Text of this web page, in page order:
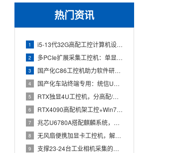
热门资讯
1 i5-13代32G高配工控计算机设备，智能制造工位整机显示成
2 多PCIe扩展采集工控机：单显卡+多路采集卡高性价比方案
3 国产化C86工控机助力软件研发：从需求分析到落地部署
4 国产化车站终端专用：统信UOS兆芯八核嵌入式轨交工控机落地方
5 RTX独显4U工控机，分高配/低配适配无人机作业全场景
6 RTX4090高配机架工控+Win7加固笔记本，航空测控硬件
7 兆芯U6780A搭配麒麟系统，国产化工控机赋能航站楼航显调度
8 无风扇便携加显卡工控机，解决户外高波特率串口采集难题
9 支撑23-24台工业相机采集的高配置工控机解决方案推荐